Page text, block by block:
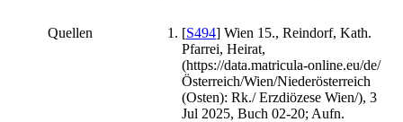
Quellen [S494] Wien 15., Reindorf, Kath.
Pfarrei, Heirat,
(https://data.matricula-online.eu/de/
Österreich/Wien/Niederösterreich
(Osten): Rk./ Erzdiözese Wien/), 3
Jul 2025, Buch 02-20; Aufn.